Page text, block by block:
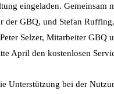
eingeladen. Gemeinsam
der GBQ, und Stefan
Selzer, Mitarbeiter GBQ
April den kostenlosen
Unterstützung bei der